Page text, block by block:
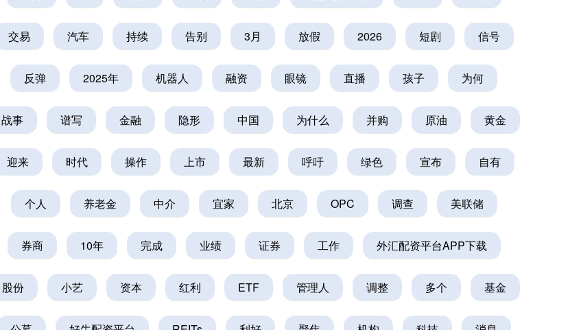
交易 汽车 持续 告别 3月 放假 2026 短剧 信号
反弹 2025年 机器人 融资 眼镜 直播 孩子 为何
战事 谱写 金融 隐形 中国 为什么 并购 原油 黄金
迎来 时代 操作 上市 最新 呼吁 绿色 宣布 自有
个人 养老金 中介 宜家 北京 OPC 调查 美联储
券商 10年 完成 业绩 证券 工作 外汇配资平台APP下载
股份 小艺 资本 红利 ETF 管理人 调整 多个 基金